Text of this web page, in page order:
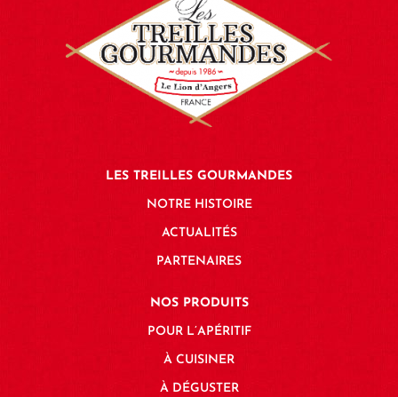
LES TREILLES GOURMANDES
NOTRE HISTOIRE
ACTUALITÉS
PARTENAIRES
NOS PRODUITS
POUR L’APÉRITIF
À CUISINER
À DÉGUSTER